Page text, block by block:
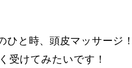
ひと時、頭皮マッサージ
受けてみたいです！